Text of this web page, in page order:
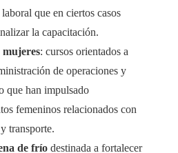
que en ciertos casos
la capacitación.
: cursos orientados a
de operaciones y
que han impulsado
femeninos relacionados con
transporte.
de frío destinada a fortalecer